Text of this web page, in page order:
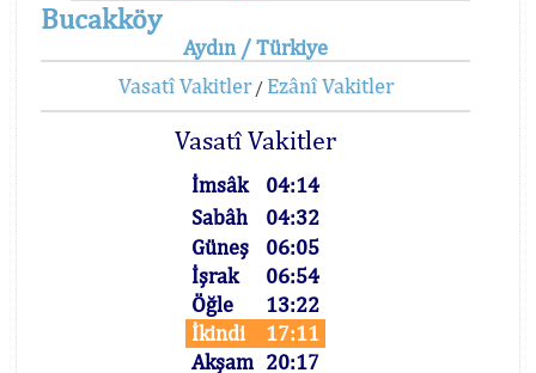
Bucakköy
Aydın / Türkiye
Vasatî Vakitler/ Ezânî Vakitler
Vasatî Vakitler
İmsâk
04:14
Sabâh
04:32
Güneş
06:05
İşrak
06:54
Öğle
13:22
İkindi
17:11
Akşam 20:17